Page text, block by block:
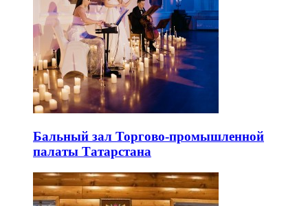
Бальный зал Торгово-промышленной
палаты Татарстана